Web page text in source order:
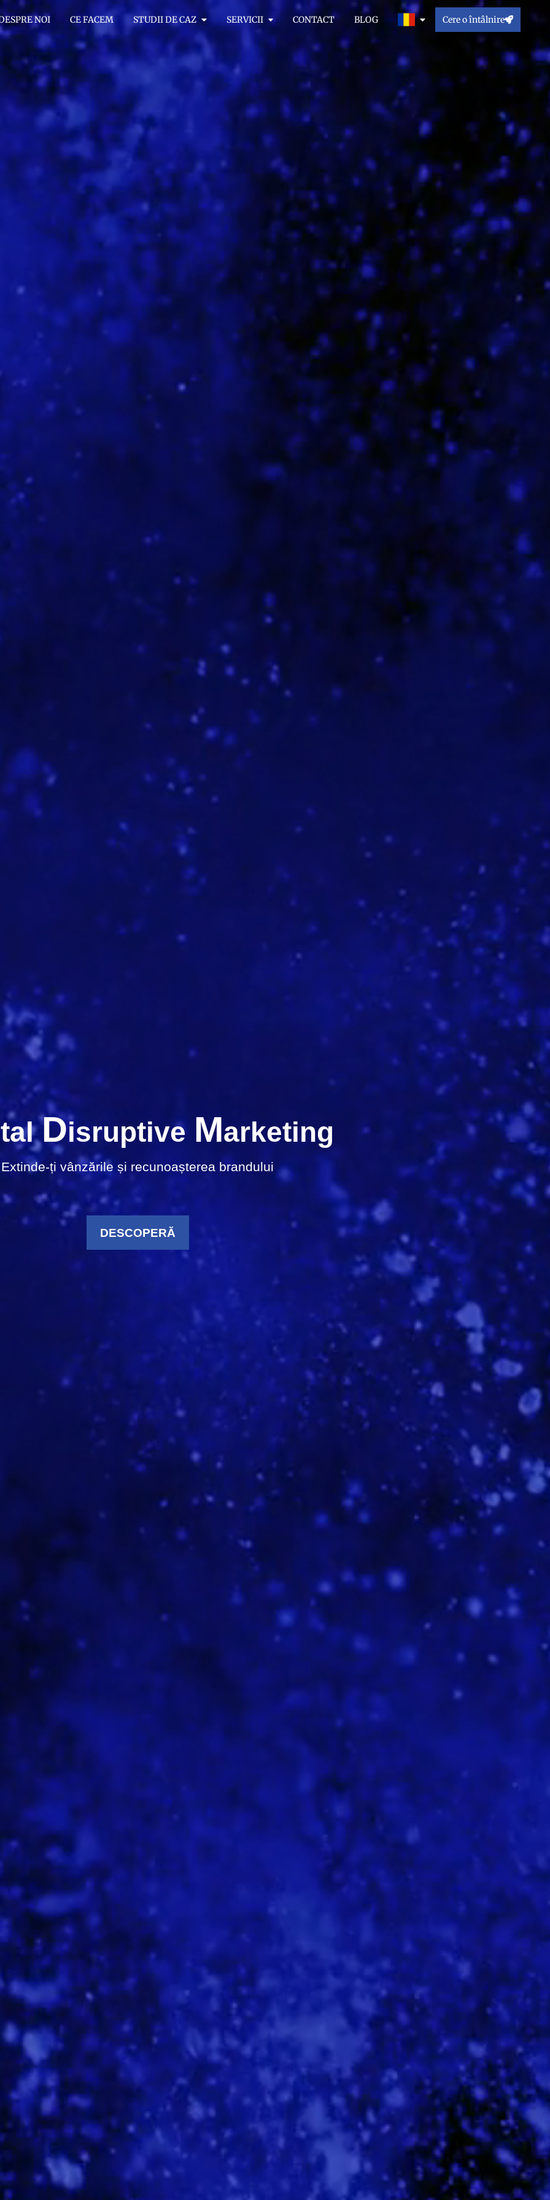
NOI CE FACEM STUDII DE CAZ SERVICII CONTACT BLOG Cere o întâlnire
Disruptive Marketing
Extinde-ți vânzările și recunoașterea brandului
DESCOPERĂ